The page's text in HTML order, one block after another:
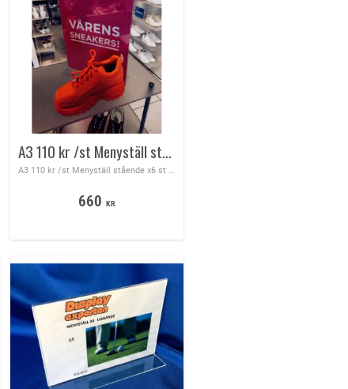
A3 110 kr /st Menyställ stående 6st / fp
A3 110 kr /st Menyställ stående x6 st / förpackning
660 KR